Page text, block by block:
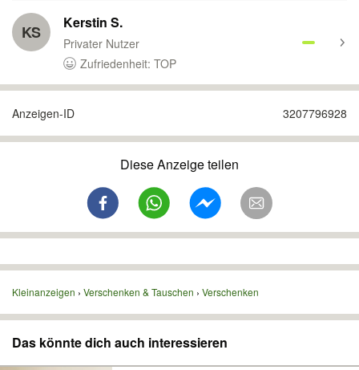
KS Kerstin S.
Privater Nutzer
Zufriedenheit: TOP
Anzeigen-ID 3207796928
Diese Anzeige teilen
Kleinanzeigen Verschenken & Tauschen Verschenken
Das könnte dich auch interessieren